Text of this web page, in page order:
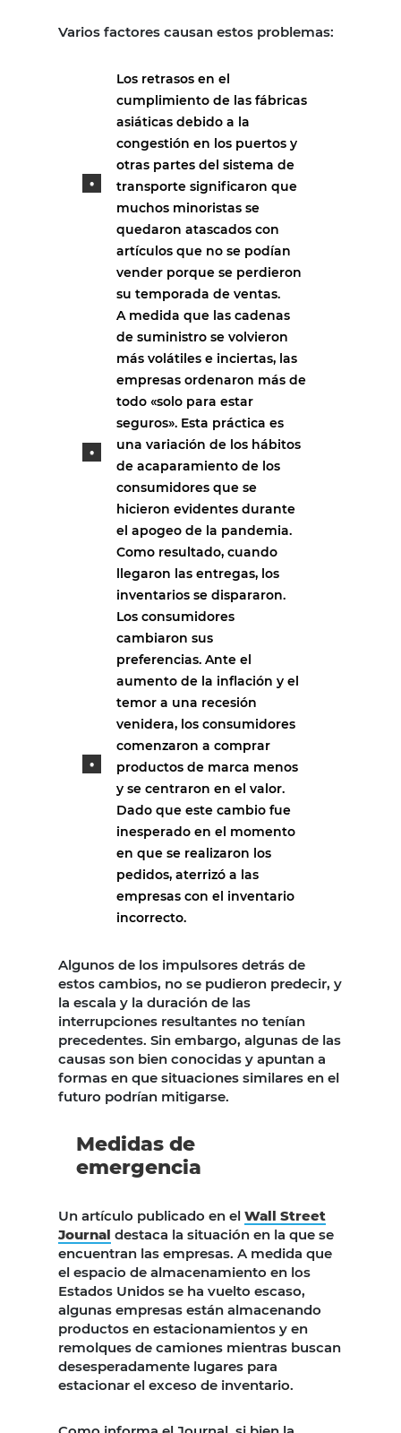
Varios factores causan estos problemas:
Los retrasos en el
cumplimiento de las fábricas
asiáticas debido a la
congestión en los puertos y
otras partes del sistema de
transporte significaron que
muchos minoristas se
quedaron atascados con
artículos que no se podían
vender porque se perdieron
su temporada de ventas.
A medida que las cadenas
de suministro se volvieron
más volátiles e inciertas, las
empresas ordenaron más de
todo «solo para estar
seguros». Esta práctica es
una variación de los hábitos
de acaparamiento de los
consumidores que se
hicieron evidentes durante
el apogeo de la pandemia.
Como resultado, cuando
llegaron las entregas, los
inventarios se dispararon.
Los consumidores
cambiaron sus
preferencias. Ante el
aumento de la inflación y el
temor a una recesión
venidera, los consumidores
comenzaron a comprar
productos de marca menos
y se centraron en el valor.
Dado que este cambio fue
inesperado en el momento
en que se realizaron los
pedidos, aterrizó a las
empresas con el inventario
incorrecto.
Algunos de los impulsores detrás de
estos cambios, no se pudieron predecir, y
la escala y la duración de las
interrupciones resultantes no tenían
precedentes. Sin embargo, algunas de las
causas son bien conocidas y apuntan a
formas en que situaciones similares en el
futuro podrían mitigarse.
Medidas de
emergencia
Un artículo publicado en el Wall Street
Journal destaca la situación en la que se
encuentran las empresas. A medida que
el espacio de almacenamiento en los
Estados Unidos se ha vuelto escaso,
algunas empresas están almacenando
productos en estacionamientos y en
remolques de camiones mientras buscan
desesperadamente lugares para
estacionar el exceso de inventario.